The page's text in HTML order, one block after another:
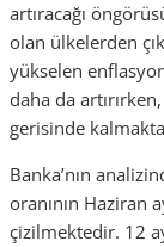
artıracağı
olan ülkelerden
yükselen
daha da
gerisinde
Banka’nın
oranının Haziran
çizilmektedir. 12